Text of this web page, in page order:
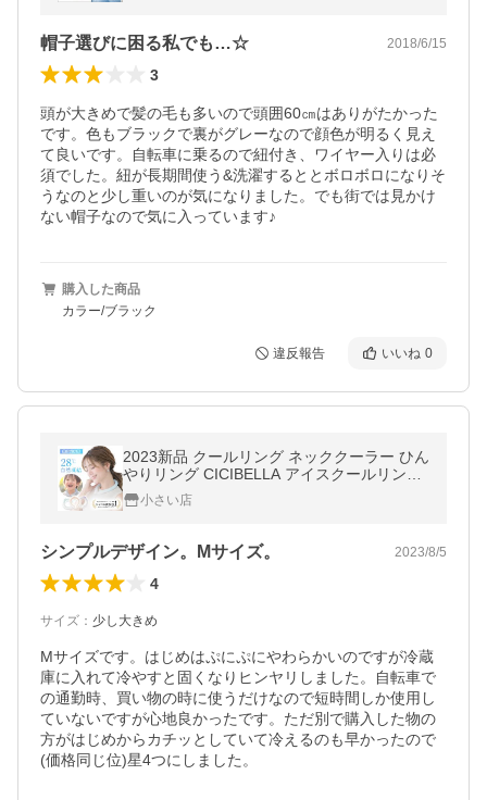
帽子選びに困る私でも…☆ 2018/6/15
3
頭が大きめで髪の毛も多いので頭囲60㎝はありがたかった
です。色もブラックで裏がグレーなので顔色が明るく見え
て良いです。自転車に乗るので紐付き、ワイヤー入りは必
須でした。紐が長期間使う&洗濯するととボロボロになりそ
うなのと少し重いのが気になりました。でも街では見かけ
ない帽子なので気に入っています♪
購入した商品
カラー/ブラック
違反報告 いいね 0
2023新品 クールリング ネッククーラー ひん
やりリング CICIBELLA アイスクールリング
クールネック 首 冷却グッズ 熱中症対策 シシ
ベラ小さい店
シンプルデザイン。Mサイズ。 2023/8/5
4
サイズ ： 少し大きめ
Mサイズです。はじめはぷにぷにやわらかいのですが冷蔵
庫に入れて冷やすと固くなりヒンヤリしました。自転車で
の通勤時、買い物の時に使うだけなので短時間しか使用し
ていないですが心地良かったです。ただ別で購入した物の
方がはじめからカチッとしていて冷えるのも早かったので
(価格同じ位)星4つにしました。